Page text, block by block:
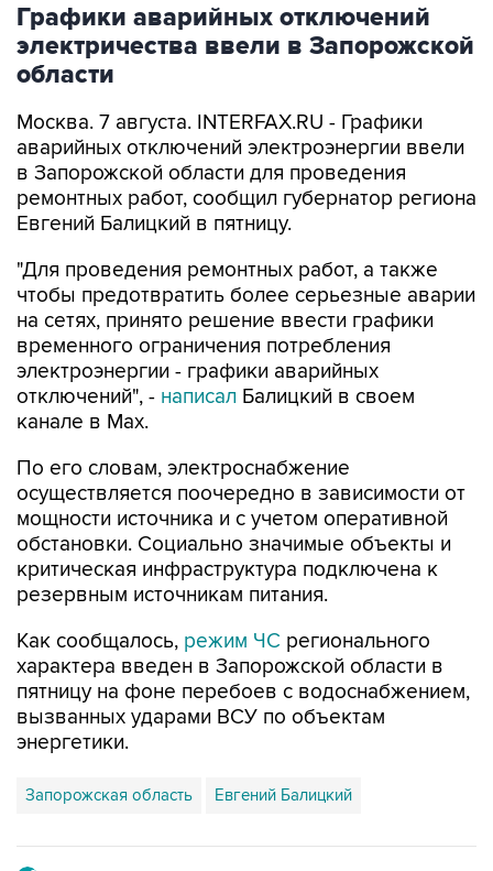
Графики аварийных отключений
электричества ввели в Запорожской
области
Москва. 7 августа. INTERFAX.RU - Графики
аварийных отключений электроэнергии ввели
в Запорожской области для проведения
ремонтных работ, сообщил губернатор региона
Евгений Балицкий в пятницу.
"Для проведения ремонтных работ, а также
чтобы предотвратить более серьезные аварии
на сетях, принято решение ввести графики
временного ограничения потребления
электроэнергии - графики аварийных
отключений", - написал Балицкий в своем
канале в Max.
По его словам, электроснабжение
осуществляется поочередно в зависимости от
мощности источника и с учетом оперативной
обстановки. Социально значимые объекты и
критическая инфраструктура подключена к
резервным источникам питания.
Как сообщалось, режим ЧС регионального
характера введен в Запорожской области в
пятницу на фоне перебоев с водоснабжением,
вызванных ударами ВСУ по объектам
энергетики.
Запорожская область Евгений Балицкий